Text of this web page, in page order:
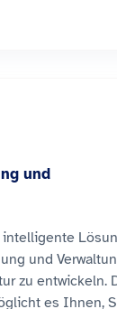
und
und
zu entwickeln.
es Ihnen,